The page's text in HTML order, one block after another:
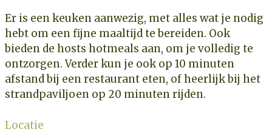
Er is een keuken aanwezig, met alles wat je nodig
hebt om een fijne maaltijd te bereiden. Ook
bieden de hosts hotmeals aan, om je volledig te
ontzorgen. Verder kun je ook op 10 minuten
afstand bij een restaurant eten, of heerlijk bij het
strandpaviljoen op 20 minuten rijden.
Locatie